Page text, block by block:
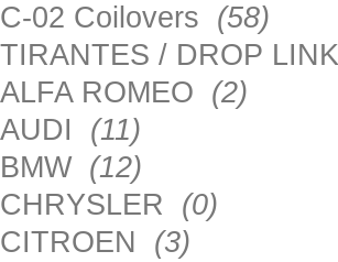
C-02 Coilovers (58)
TIRANTES / DROP
ALFA ROMEO (2)
AUDI (11)
BMW (12)
CHRYSLER (0)
CITROEN (3)